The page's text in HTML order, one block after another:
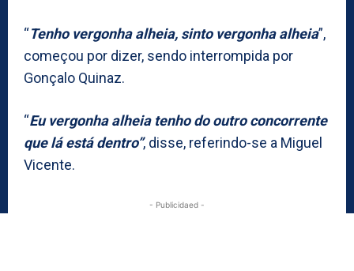
“Tenho vergonha alheia, sinto vergonha alheia”,
começou por dizer, sendo interrompida por
Gonçalo Quinaz.
“Eu vergonha alheia tenho do outro concorrente
que lá está dentro”, disse, referindo-se a Miguel
Vicente.
- Publicidaed -